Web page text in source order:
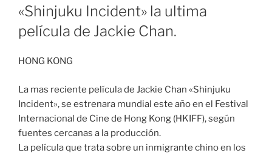
EL
«Shinjuku Incident» la ultima
película de Jackie Chan.
HONG KONG
La mas reciente película de Jackie Chan «Shinjuku
Incident», se estrenara mundial este año en el Festival
Internacional de Cine de Hong Kong (HKIFF), según
fuentes cercanas a la producción.
La película que trata sobre un inmigrante chino en los